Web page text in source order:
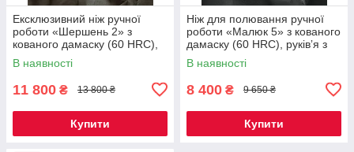
Ексклюзивний ніж ручної
роботи «Шершень 2» з
кованого дамаску (60 HRC),
руківʼя з айронвуду, шкіряний
чохол
В наявності
11 800 ₴ 13 800 ₴
Купити
Ніж для полювання ручної
роботи «Малюк 5» з кованого
дамаску (60 HRC), руківʼя з
айронвуду, шкіряний чохол
В наявності
8 400 ₴ 9 650 ₴
Купити